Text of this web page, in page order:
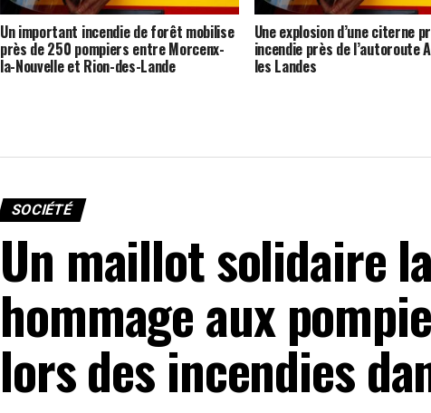
Un important incendie de forêt mobilise
près de 250 pompiers entre Morcenx-
la-Nouvelle et Rion-des-Lande
Une explosion d’une citerne
incendie près de l’autoroute
les Landes
SOCIÉTÉ
Un maillot solidaire
hommage aux
lors des incendies